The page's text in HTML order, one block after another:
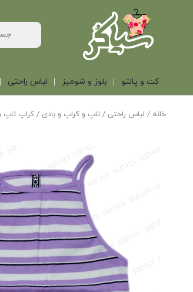
کت و پالتو بلوز و شومیز لباس راحتی
خانه / لباس راحتی /تاپ و کراپ و بادی / کراپ تاپ